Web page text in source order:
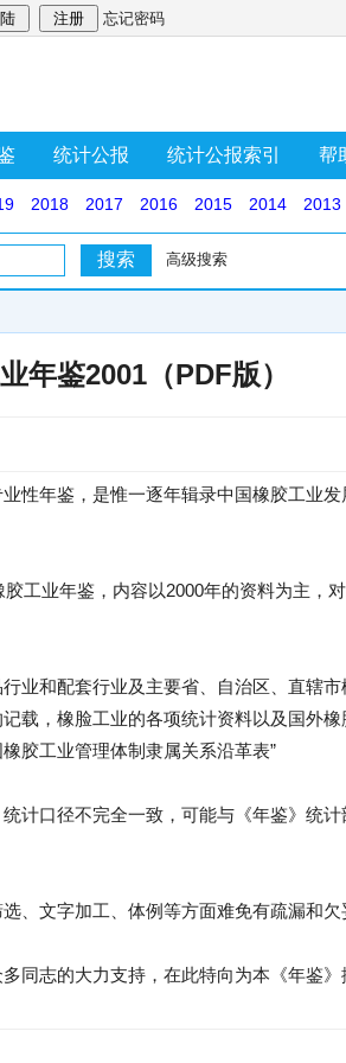
忘记密码
统计公报 统计公报索引 帮
2018 2017 2016 2015 2014 2013
高级搜索
年鉴2001（PDF版）
性年鉴，是惟一逐年辑录中国橡胶工业
工业年鉴，内容以2000年的资料为主，
业和配套行业及主要省、自治区、直辖
载，橡脸工业的各项统计资料以及国外
胶工业管理体制隶属关系沿革表”
计口径不完全一致，可能与《年鉴》统
、文字加工、体例等方面难免有疏漏和欠
同志的大力支持，在此特向为本《年鉴